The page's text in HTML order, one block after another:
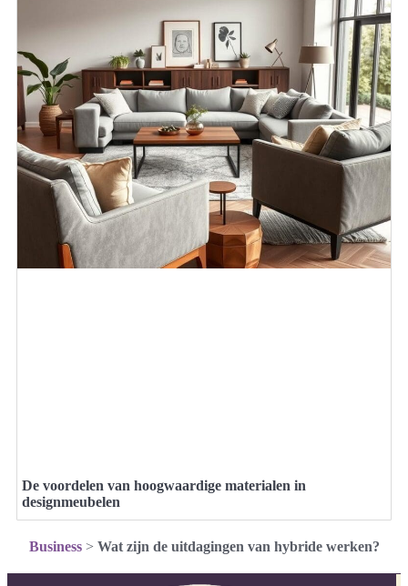
De voordelen van hoogwaardige materialen in
designmeubelen
Business> Wat zijn de uitdagingen van hybride werken?